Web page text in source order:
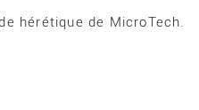
hérétique de MicroTech.